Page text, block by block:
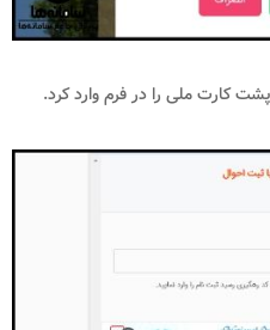
کارت ملی را در فرم وارد کرد.